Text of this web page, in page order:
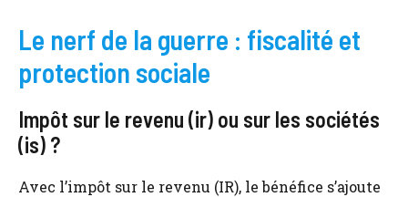
Le nerf de la guerre : fiscalité et
protection sociale
Impôt sur le revenu (ir) ou sur les sociétés
(is) ?
Avec l’impôt sur le revenu (IR), le bénéfice s’ajoute